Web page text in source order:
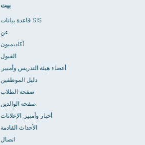
بيت
قاعدة بيانات SIS
عن
أكاديميون
القبول
أعضاء هيئة التدريس وأمبير.
دليل الموظفين
صفحة الطلاب
صفحة الوالدين
أخبار وأمبير. الإعلانات
الأحداث القادمة
اتصال